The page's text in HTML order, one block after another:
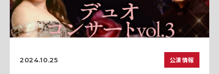
2024.10.25 公演情報